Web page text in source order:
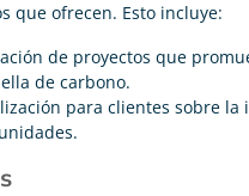
que ofrecen. Esto incluye:
de proyectos que
de carbono.
para clientes sobre la